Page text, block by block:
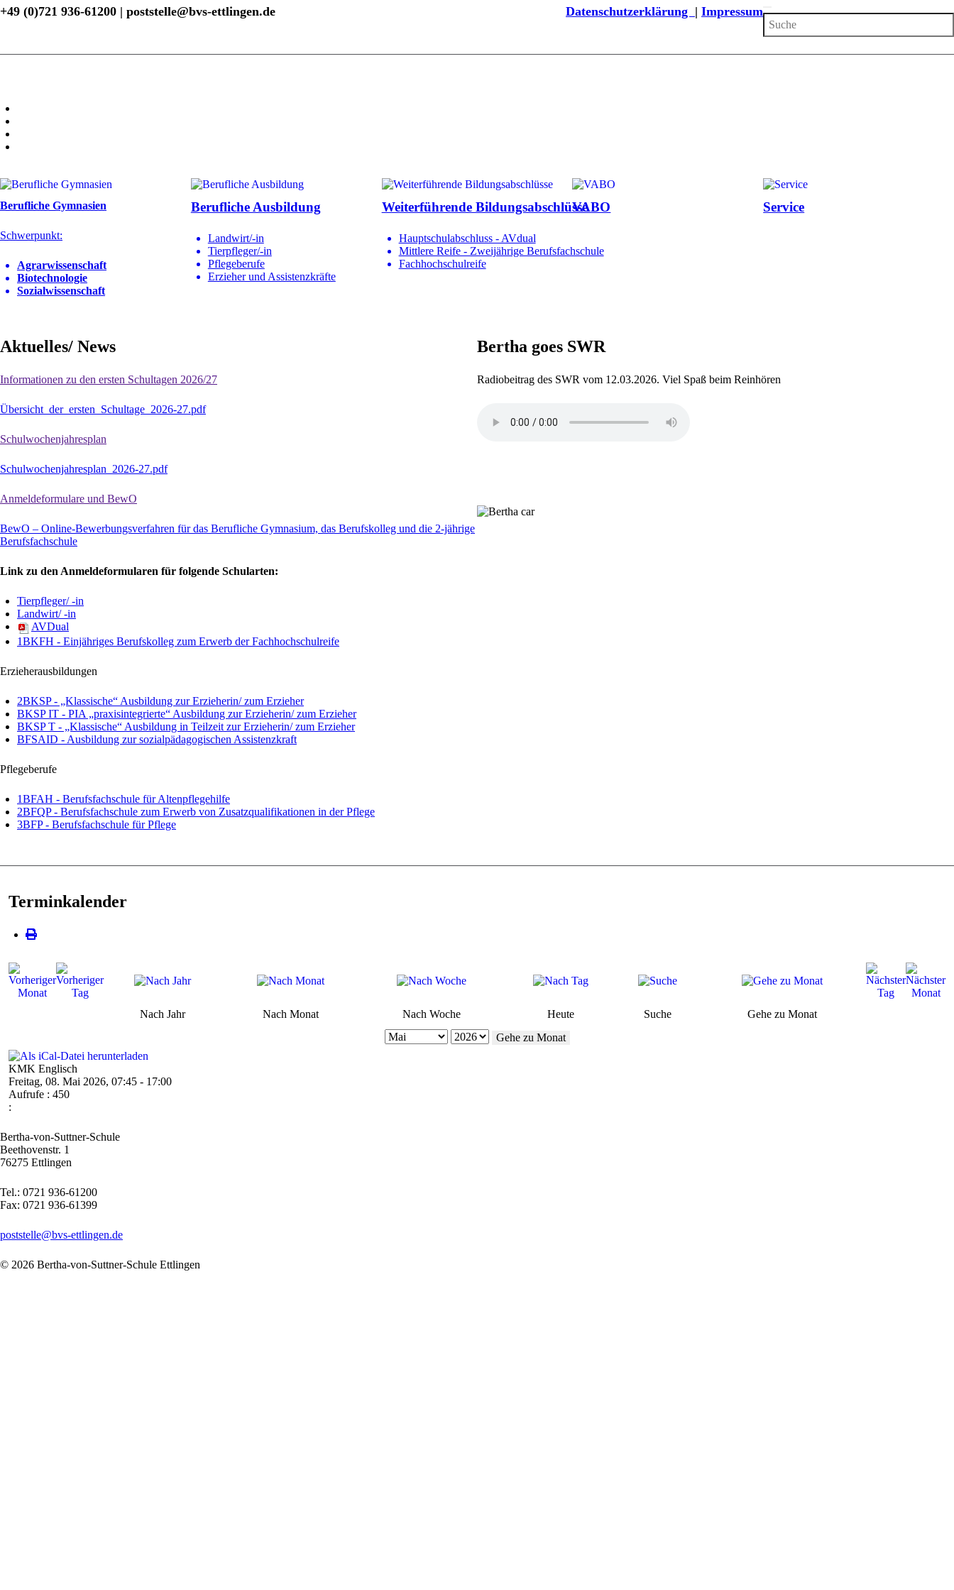
+49 (0)721 936-61200 | poststelle@bvs-ettlingen.de Datenschutzerklärung | Impressum
Berufliche Gymnasien
Schwerpunkt:
Agrarwissenschaft
Biotechnologie
Sozialwissenschaft
Berufliche Ausbildung
Landwirt/-in
Tierpfleger/-in
Pflegeberufe
Erzieher und Assistenzkräfte
Weiterführende Bildungsabschlüsse
Hauptschulabschluss - AVdual
Mittlere Reife - Zweijährige Berufsfachschule
Fachhochschulreife
VABO Service
Aktuelles/ News
Informationen zu den ersten Schultagen 2026/27
Übersicht_der_ersten_Schultage_2026-27.pdf
Schulwochenjahresplan
Schulwochenjahresplan_2026-27.pdf
Anmeldeformulare und BewO
BewO – Online-Bewerbungsverfahren für das Berufliche Gymnasium, das Berufskolleg und die 2-jährige
Berufsfachschule
Link zu den Anmeldeformularen für folgende Schularten:
Tierpfleger/ -in
Landwirt/ -in
AVDual
1BKFH - Einjähriges Berufskolleg zum Erwerb der Fachhochschulreife
Erzieherausbildungen
2BKSP - „Klassische“ Ausbildung zur Erzieherin/ zum Erzieher
BKSP IT - PIA „praxisintegrierte“ Ausbildung zur Erzieherin/ zum Erzieher
BKSP T - „Klassische“ Ausbildung in Teilzeit zur Erzieherin/ zum Erzieher
BFSAID - Ausbildung zur sozialpädagogischen Assistenzkraft
Pflegeberufe
1BFAH - Berufsfachschule für Altenpflegehilfe
2BFQP - Berufsfachschule zum Erwerb von Zusatzqualifikationen in der Pflege
3BFP - Berufsfachschule für Pflege
Bertha goes SWR
Radiobeitrag des SWR vom 12.03.2026. Viel Spaß beim Reinhören
Terminkalender
Nach Jahr Nach Monat Nach Woche Heute Suche
Gehe zu Monat
Gehe zu Monat
KMK Englisch
Freitag, 08. Mai 2026, 07:45 - 17:00
Aufrufe : 450
:
Bertha-von-Suttner-Schule
Beethovenstr. 1
76275 Ettlingen
Tel.: 0721 936-61200
Fax: 0721 936-61399
poststelle@bvs-ettlingen.de
© 2026 Bertha-von-Suttner-Schule Ettlingen